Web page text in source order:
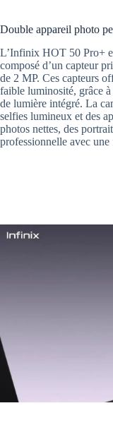
Double appareil photo
L’Infinix HOT 50 Pro+
composé d’un capteur
de 2 MP. Ces capteurs
faible luminosité, grâce
de lumière intégré. La
selfies lumineux et des
photos nettes, des
professionnelle avec